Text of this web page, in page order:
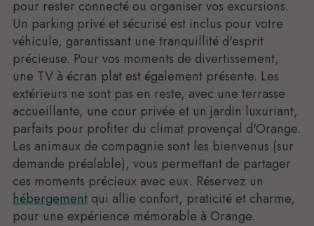
pour rester connecté ou organiser vos excursions.
Un parking privé et sécurisé est inclus pour votre
véhicule, garantissant une tranquillité d'esprit
précieuse. Pour vos moments de divertissement,
une TV à écran plat est également présente. Les
extérieurs ne sont pas en reste, avec une terrasse
accueillante, une cour privée et un jardin luxuriant,
parfaits pour profiter du climat provençal d'Orange.
Les animaux de compagnie sont les bienvenus (sur
demande préalable), vous permettant de partager
ces moments précieux avec eux. Réservez un
hébergement qui allie confort, praticité et charme,
pour une expérience mémorable à Orange.